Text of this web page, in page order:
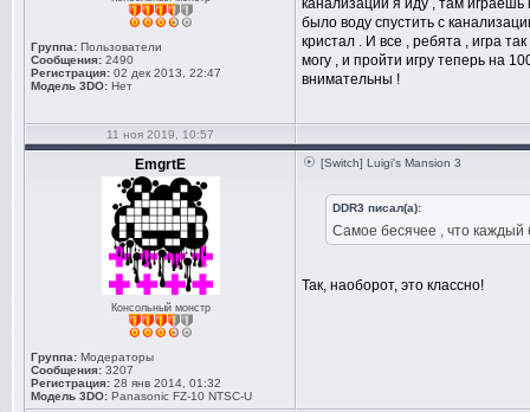
Группа: Пользователи
Сообщения: 2490
Регистрация: 02 дек 2013, 22:47
Модель 3DO: Нет
канализации я иду , там
было воду спустить с
кристал . И все , ребята , игра
могу , и пройти игру теперь на
внимательны !
11 ноя 2019, 10:57
EmgrtE
Консольный монстр
Группа: Модераторы
Сообщения: 3207
Регистрация: 28 янв 2014, 01:32
Модель 3DO: Panasonic FZ-10 NTSC-U
[Switch] Luigi's Mansion 3
DDR3 писал(а):
Самое бесячее , что каждый
Так, наоборот, это классно!